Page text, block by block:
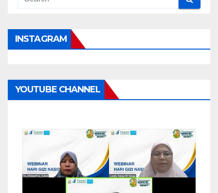
INSTAGRAM
YOUTUBE CHANNEL